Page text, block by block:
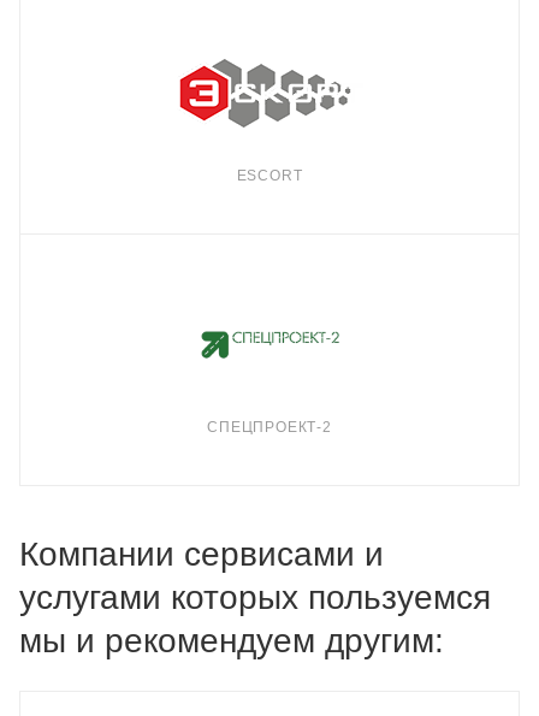
ESCORT
СПЕЦПРОЕКТ-2
Компании сервисами и
услугами которых пользуемся
мы и рекомендуем другим: